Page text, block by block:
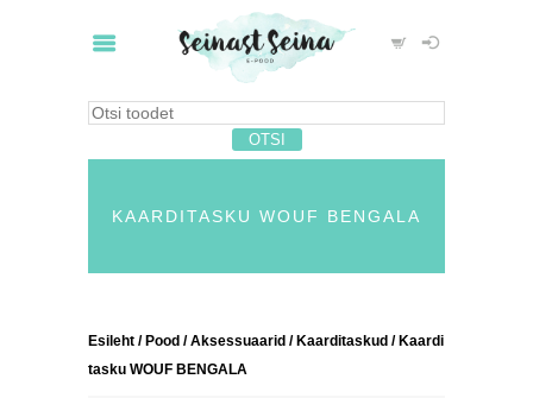
KAARDITASKU WOUF BENGALA
Esileht / Pood /Aksessuaarid / Kaarditaskud / Kaardi
tasku WOUF BENGALA